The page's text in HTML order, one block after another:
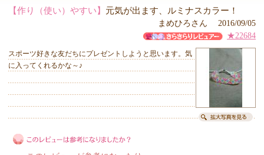
【作り（使い）やすい】 元気が出ます、ルミナスカラー！
まめひろさん 2016/09/05
★22684
スポーツ好きな友だちにプレゼントしようと思います。気
に入ってくれるかな～♪